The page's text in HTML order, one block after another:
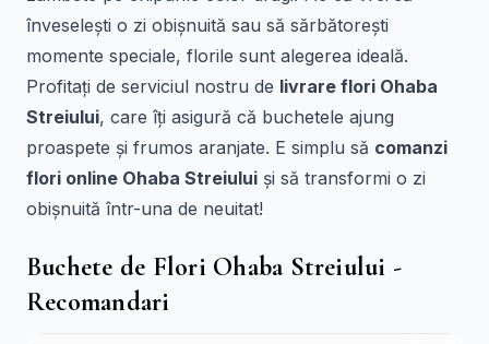
înveselești o zi obișnuită sau să sărbătorești
momente speciale, florile sunt alegerea ideală.
Profitați de serviciul nostru de livrare flori Ohaba
Streiului, care îți asigură că buchetele ajung
proaspete și frumos aranjate. E simplu să comanzi
flori online Ohaba Streiului și să transformi o zi
obișnuită într-una de neuitat!
Buchete de Flori Ohaba Streiului -
Recomandari